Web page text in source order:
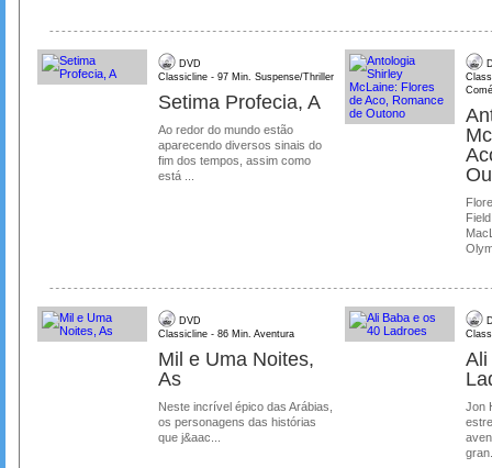
DVD
Classicline - 97 Min. Suspense/Thriller
Setima Profecia, A
Ao redor do mundo estão
aparecendo diversos sinais do
fim dos tempos, assim como
está ...
DVD
Classicline - 86 Min. Aventura
Mil e Uma Noites,
As
Neste incrível épico das Arábias,
os personagens das histórias
que j&aac...
Ali
Jon